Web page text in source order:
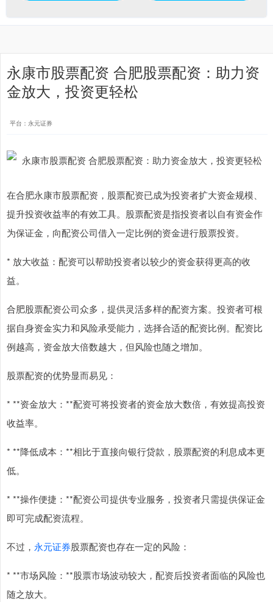
永康市股票配资 合肥股票配资：助力资
金放大，投资更轻松
平台：永元证券
在合肥永康市股票配资，股票配资已成为投资者扩大资金规模、
提升投资收益率的有效工具。股票配资是指投资者以自有资金作
为保证金，向配资公司借入一定比例的资金进行股票投资。
* 放大收益：配资可以帮助投资者以较少的资金获得更高的收
益。
合肥股票配资公司众多，提供灵活多样的配资方案。投资者可根
据自身资金实力和风险承受能力，选择合适的配资比例。配资比
例越高，资金放大倍数越大，但风险也随之增加。
股票配资的优势显而易见：
* **资金放大：**配资可将投资者的资金放大数倍，有效提高投资
收益率。
* **降低成本：**相比于直接向银行贷款，股票配资的利息成本更
低。
* **操作便捷：**配资公司提供专业服务，投资者只需提供保证金
即可完成配资流程。
不过， 永元证券股票配资也存在一定的风险：
* **市场风险：**股票市场波动较大，配资后投资者面临的风险也
随之放大。